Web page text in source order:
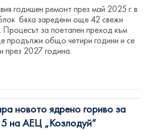
годишен ремонт през май 2025 г. в
бяха заредени още 42 свежи
Процесът за поетапен преход към
продължи общо четири години и се
през 2027 година.
новото ядрено гориво за
на АЕЦ „Козлодуй“